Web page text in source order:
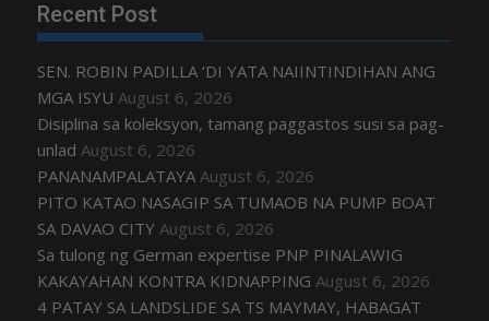
Recent Post
SEN. ROBIN PADILLA ‘DI YATA NAIINTINDIHAN ANG
MGA ISYU August 6, 2026
Disiplina sa koleksyon, tamang paggastos susi sa pag-
unlad August 6, 2026
PANANAMPALATAYA August 6, 2026
PITO KATAO NASAGIP SA TUMAOB NA PUMP BOAT
SA DAVAO CITY August 6, 2026
Sa tulong ng German expertise PNP PINALAWIG
KAKAYAHAN KONTRA KIDNAPPING August 6, 2026
4 PATAY SA LANDSLIDE SA TS MAYMAY, HABAGAT